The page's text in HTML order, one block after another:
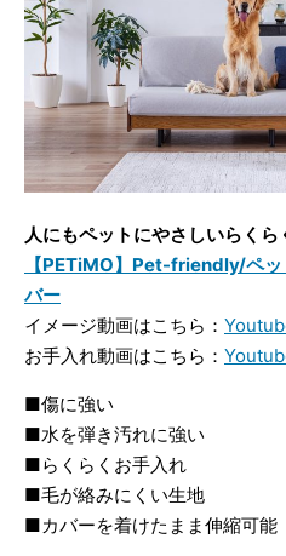
人にもペットにやさしいらくら
【PETiMO】Pet-friendly/ペ
バー
イメージ動画はこちら：
お手入れ動画はこちら：
■傷に強い
■水を弾き汚れに強い
■らくらくお手入れ
■毛が絡みにくい生地
■カバーを着けたまま伸縮可能